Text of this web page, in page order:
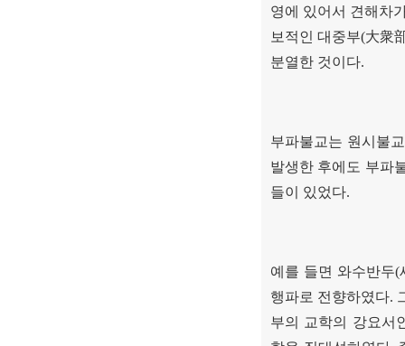
영에 있어서 견해차
보적인 대중부(大衆
분열한 것이다.
부파불교는 원시불교
발생한 후에도 부파
들이 있었다.
예를 들면 와수반두(
행파로 전향하였다.
부의 교학의 강요서